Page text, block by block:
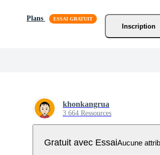
Plans
Inscription
khonkangrua
3 664 Ressources
Gratuit avec EssaiAucune